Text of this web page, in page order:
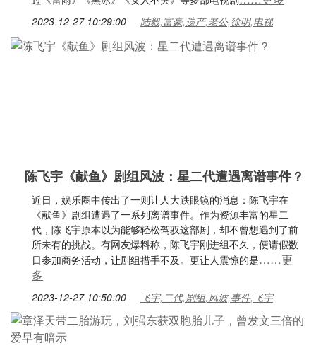
2023-12-27 10:29:00 陆毅,富豪,遗产,老公,徐明,电视
陈飞宇《献鱼》剧组风波：星二代遭遇离谱事件？
近日，娱乐圈中传出了一则让人大跌眼镜的消息：陈飞宇在
《献鱼》剧组遭遇了一系列离谱事件。作为资源丰富的星二
代，陈飞宇原本以为能够轻松驾驭这部剧，却不曾想遇到了前
所未有的挑战。有网友爆料称，陈飞宇刚进组不久，便请假数
日参加商务活动，让剧组措手不及。更让人震惊的是……更
多
2023-12-27 10:50:00 飞宇,二代,剧组,风波,事件,飞宇